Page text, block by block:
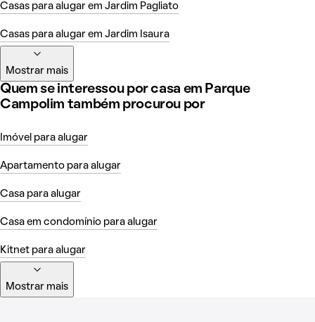
Casas para alugar em Jardim Pagliato
Casas para alugar em Jardim Isaura
Mostrar mais
Quem se interessou por casa em Parque
Campolim também procurou por
Imóvel para alugar
Apartamento para alugar
Casa para alugar
Casa em condomínio para alugar
Kitnet para alugar
Mostrar mais